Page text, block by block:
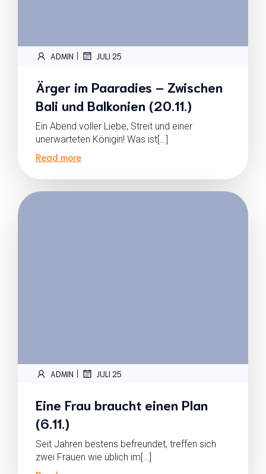
ADMIN | JULI 25
Ärger im Paaradies – Zwischen
Bali und Balkonien (20.11.)
Ein Abend voller Liebe, Streit und einer
unerwarteten Königin! Was ist[…]
Read more
ADMIN | JULI 25
Eine Frau braucht einen Plan
(6.11.)
Seit Jahren bestens befreundet, treffen sich
zwei Frauen wie üblich im[…]